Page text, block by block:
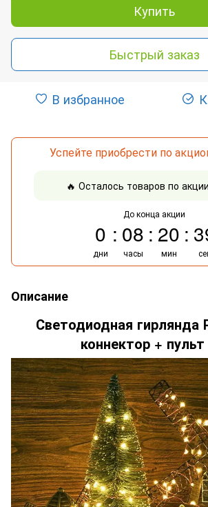
Купить
Быстрый заказ
В избранное
Успейте приобрести по
🔥 Осталось товаров по
До конца акции
0
дни
08
часы
20
мин
Описание
Светодиодная гирлянда
коннектор +